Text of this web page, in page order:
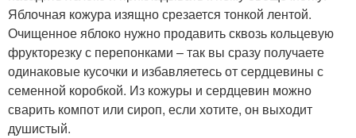
Яблочная кожура изящно срезается тонкой лентой.
Очищенное яблоко нужно продавить сквозь кольцевую
фрукторезку с перепонками – так вы сразу получаете
одинаковые кусочки и избавляетесь от сердцевины с
семенной коробкой. Из кожуры и сердцевин можно
сварить компот или сироп, если хотите, он выходит
душистый.